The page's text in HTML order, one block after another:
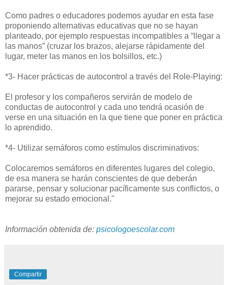
Como padres o educadores podemos ayudar en esta fase
proponiendo alternativas educativas que no se hayan
planteado, por ejemplo respuestas incompatibles a “llegar a
las manos” (cruzar los brazos, alejarse rápidamente del
lugar, meter las manos en los bolsillos, etc.)
*3- Hacer prácticas de autocontrol a través del Role-Playing:
El profesor y los compañeros servirán de modelo de
conductas de autocontrol y cada uno tendrá ocasión de
verse en una situación en la que tiene que poner en práctica
lo aprendido.
*4- Utilizar semáforos como estímulos discriminativos:
Colocaremos semáforos en diferentes lugares del colegio,
de esa manera se harán conscientes de que deberán
pararse, pensar y solucionar pacíficamente sus conflictos, o
mejorar su estado emocional."
Información obtenida de: psicologoescolar.com
Compartir